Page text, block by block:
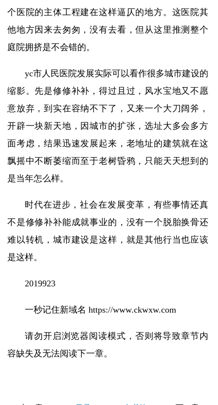
个医院的主体工程建在这样逼仄的地方。这医院其
他地方因来去匆匆，没有去看，但从这里推测整个
庭院拥挤是不会错的。
yc市人民医院发展实际可以看作很多城市建设的
缩影。先是修修补补，得过且过，风水宝地又不愿
意放弃，到实在容纳不下了，又来一个大刀阔斧，
开辟一块新天地，因城市的扩张，选址大多会多方
面考虑，结果迅速发展起来，老地址的建筑就在这
飘摇中不断萎缩而至于老树昏鸦，只能天天想到的
是当年怎么样。
时代在进步，社会在发展变革，有些事情还真
不是修修补补能成就事业的，没有一个脱胎换骨还
难以转机，城市建设是这样，就是其他行当也应该
是这样。
2019923
一秒记住新域名 https://www.ckwxw.com
请勿开启浏览器阅读模式，否则将导致章节内
容缺失及无法阅读下一章。